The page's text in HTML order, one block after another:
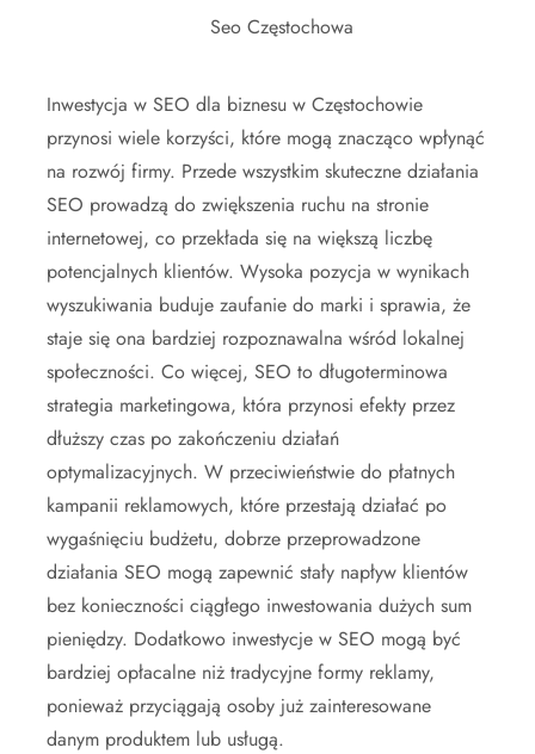
Seo Częstochowa
Inwestycja w SEO dla biznesu w Częstochowie
przynosi wiele korzyści, które mogą znacząco wpłynąć
na rozwój firmy. Przede wszystkim skuteczne działania
SEO prowadzą do zwiększenia ruchu na stronie
internetowej, co przekłada się na większą liczbę
potencjalnych klientów. Wysoka pozycja w wynikach
wyszukiwania buduje zaufanie do marki i sprawia, że
staje się ona bardziej rozpoznawalna wśród lokalnej
społeczności. Co więcej, SEO to długoterminowa
strategia marketingowa, która przynosi efekty przez
dłuższy czas po zakończeniu działań
optymalizacyjnych. W przeciwieństwie do płatnych
kampanii reklamowych, które przestają działać po
wygaśnięciu budżetu, dobrze przeprowadzone
działania SEO mogą zapewnić stały napływ klientów
bez konieczności ciągłego inwestowania dużych sum
pieniędzy. Dodatkowo inwestycje w SEO mogą być
bardziej opłacalne niż tradycyjne formy reklamy,
ponieważ przyciągają osoby już zainteresowane
danym produktem lub usługą.